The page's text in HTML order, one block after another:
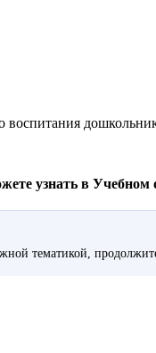
воспитания
узнать в Учебном
тематикой,